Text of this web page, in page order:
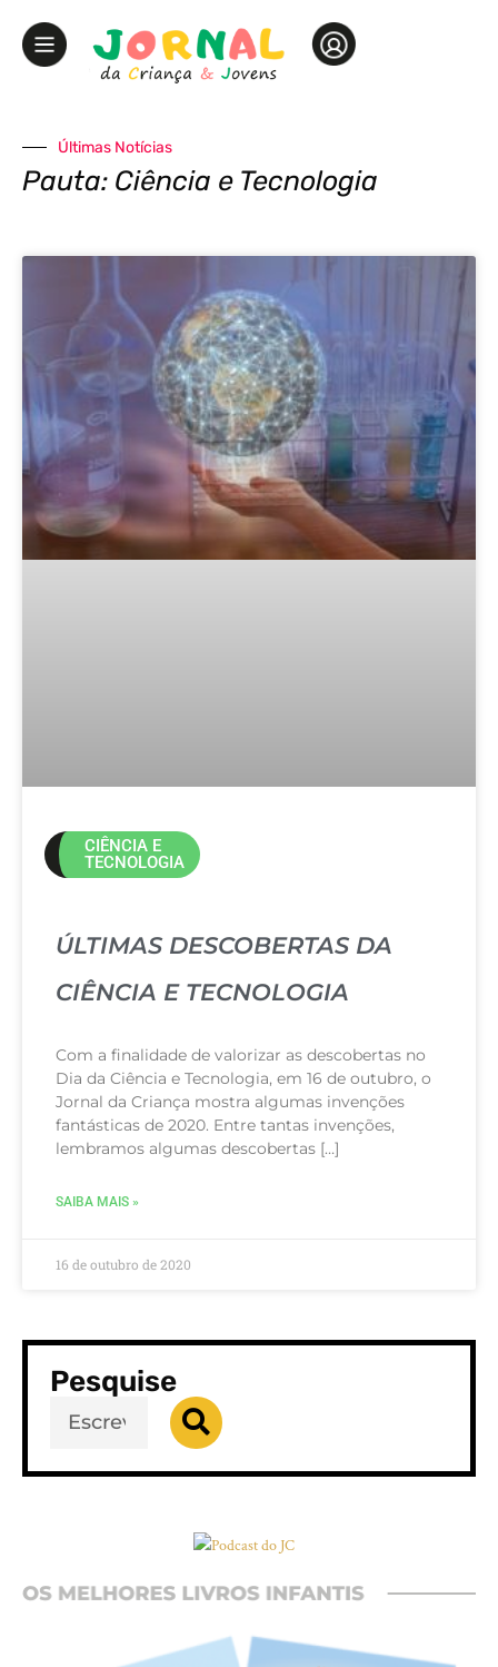
Últimas Notícias
Pauta: Ciência e Tecnologia
CIÊNCIA E
TECNOLOGIA
ÚLTIMAS DESCOBERTAS DA
CIÊNCIA E TECNOLOGIA
Com a finalidade de valorizar as descobertas no
Dia da Ciência e Tecnologia, em 16 de outubro, o
Jornal da Criança mostra algumas invenções
fantásticas de 2020. Entre tantas invenções,
lembramos algumas descobertas […]
SAIBA MAIS »
16 de outubro de 2020
Pesquise